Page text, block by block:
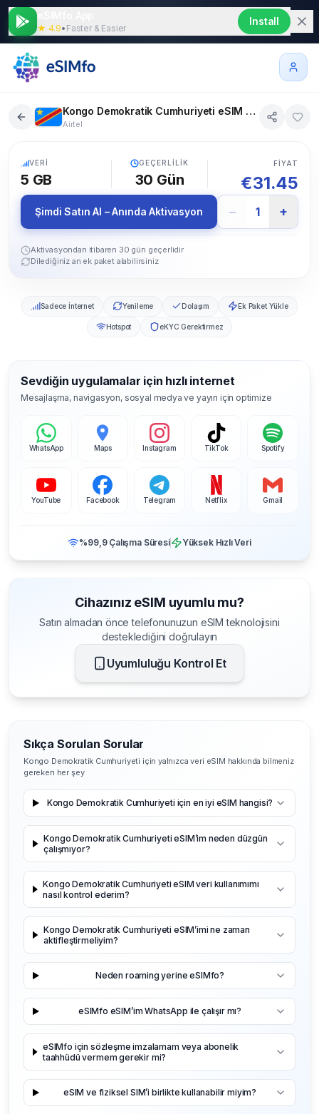
★ 4.9• Faster & Easier
Install
Kongo Demokratik Cumhuriyeti eSIM 5 GB 30 gün
Airtel
VERI
5 GB
GEÇERLILIK
30 Gün
FIYAT
€31.45
Şimdi Satın Al – Anında Aktivasyon − 1 +
Aktivasyondan itibaren 30 gün geçerlidir
Dilediğiniz an ek paket alabilirsiniz
Sadece İnternet Yenileme Dolaşım Ek Paket Yükle
Hotspot eKYC Gerektirmez
Sevdiğin uygulamalar için hızlı internet
Mesajlaşma, navigasyon, sosyal medya ve yayın için optimize
WhatsApp Maps Instagram TikTok Spotify
YouTube Facebook Telegram Netflix Gmail
%99,9 Çalışma Süresi Yüksek Hızlı Veri
Cihazınız eSIM uyumlu mu?
Satın almadan önce telefonunuzun eSIM teknolojisini
desteklediğini doğrulayın
Uyumluluğu Kontrol Et
Sıkça Sorulan Sorular
Kongo Demokratik Cumhuriyeti için yalnızca veri eSIM hakkında bilmeniz
gereken her şey
Kongo Demokratik Cumhuriyeti için en iyi eSIM hangisi?
Kongo Demokratik Cumhuriyeti eSIM’im neden düzgün
çalışmıyor?
Kongo Demokratik Cumhuriyeti eSIM veri kullanımımı
nasıl kontrol ederim?
Kongo Demokratik Cumhuriyeti eSIM’imi ne zaman
aktifleştirmeliyim?
Neden roaming yerine eSIMfo?
eSIMfo eSIM’im WhatsApp ile çalışır mı?
eSIMfo için sözleşme imzalamam veya abonelik
taahhüdü vermem gerekir mi?
eSIM ve fiziksel SIM’i birlikte kullanabilir miyim?